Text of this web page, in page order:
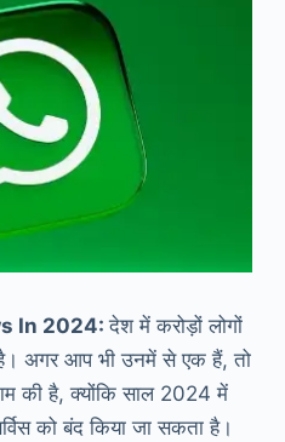
In 2024:देश में करोड़ों लोगों
है। अगर आप भी उनमें से एक हैं, तो
की है, क्योंकि साल 2024 में
को बंद किया जा सकता है।